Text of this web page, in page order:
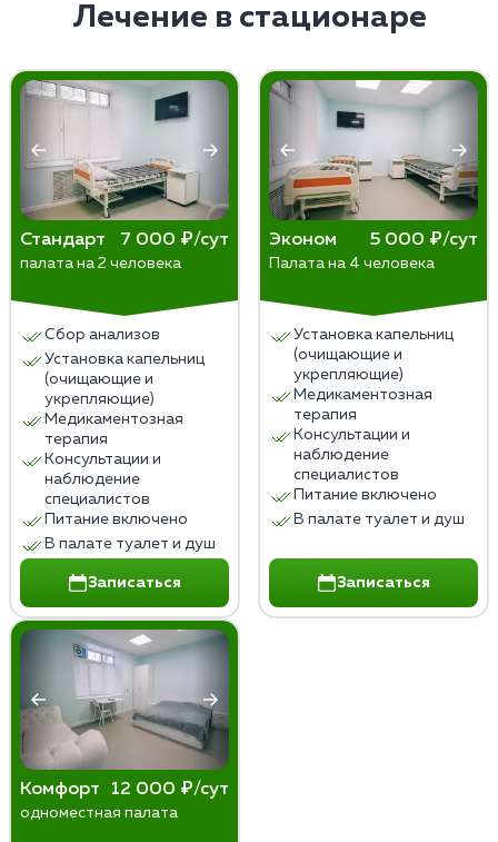
Лечение в стационаре
Стандарт 7 000 ₽/сут
палата на 2 человека
Сбор анализов
Установка капельниц
(очищающие и
укрепляющие)
Медикаментозная
терапия
Консультации и
наблюдение
специалистов
Питание включено
В палате туалет и душ
Записаться
Эконом 5 000 ₽/сут
Палата на 4 человека
Установка капельниц
(очищающие и
укрепляющие)
Медикаментозная
терапия
Консультации и
наблюдение
специалистов
Питание включено
В палате туалет и душ
Записаться
Комфорт 12 000 ₽/сут
одноместная палата